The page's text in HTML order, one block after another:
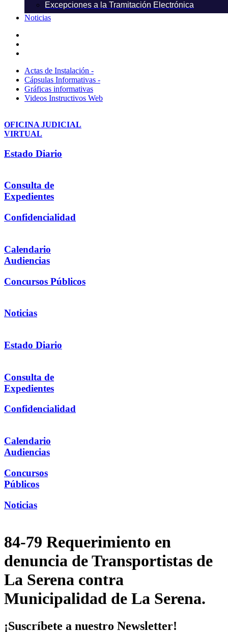
Excepciones a la Tramitación Electrónica
Noticias
Actas de Instalación -
Cápsulas Informativas -
Gráficas informativas
Videos Instructivos Web
OFICINA JUDICIAL
VIRTUAL
Estado Diario
Consulta de
Expedientes
Confidencialidad
Calendario
Audiencias
Concursos Públicos
Noticias
Estado Diario
Consulta de
Expedientes
Confidencialidad
Calendario
Audiencias
Concursos
Públicos
Noticias
84-79 Requerimiento en
denuncia de Transportistas de
La Serena contra
Municipalidad de La Serena.
¡Suscríbete a nuestro Newsletter!